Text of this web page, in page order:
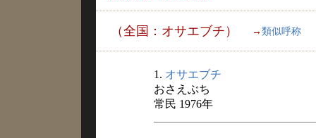
（全国：オサエブチ） → 類似呼称
1. オサエブチ
おさえぶち
常民 1976年